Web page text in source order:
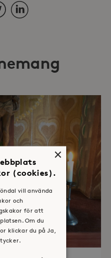
LinkedIn
×
(cookies).
vill använda
och
för att
Om du
klickar du på Ja,